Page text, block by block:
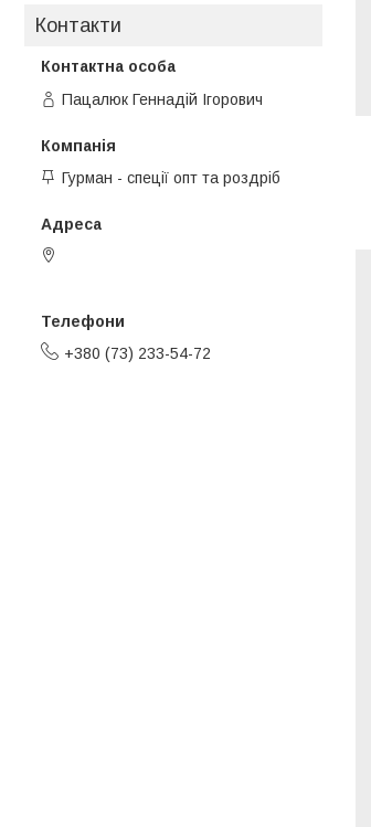
Контакти
Пацалюк Геннадій Ігорович
Гурман - спеції опт та роздріб
+380 (73) 233-54-72